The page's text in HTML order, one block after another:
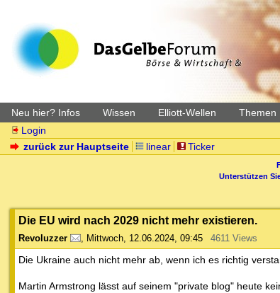
Neu hier? Infos Wissen Elliott-Wellen Themen
Login
zurück zur Hauptseite
linear Ticker
Unterstützen
Die EU wird nach 2029 nicht mehr existieren.
Revoluzzer , Mittwoch, 12.06.2024, 09:45 4611 Views
Die Ukraine auch nicht mehr ab, wenn ich es richtig
Martin Armstrong lässt auf seinem "private blog" heute